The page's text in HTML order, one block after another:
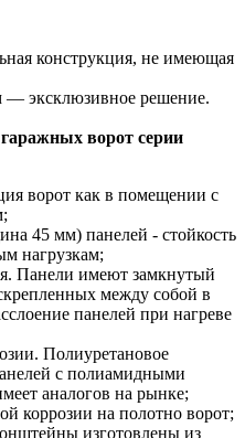
конструкция, не имеющая
— эксклюзивное решение.
ворот серии
ворот как в помещении с
45 мм) панелей - стойкость
нагрузкам;
Панели имеют замкнутый
между собой в
панелей при нагреве
Полиуретановое
с полиамидными
аналогов на рынке;
коррозии на полотно ворот;
изготовлены из